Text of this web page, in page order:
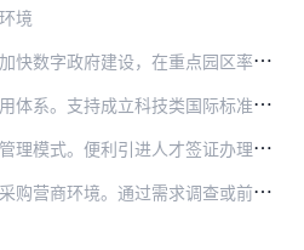
境
务事项100%全程网办，新业态、新模式涉及的行政许可事项办理“最多跑一次”。在已制定强制性标准等…
织。搭建检验检测公共服务平台。支持设立北京文化创意版权服务机构，探索创新作品创作过程版权保护，优…
提供签证便利。为持有居留许可的外籍专家入出境提供通关便利。允许在京外商投资企业内部调动专家的随…
详细规格和具体要求、无需与供应商协商谈判的政府采购项目，应当采用招标方式采购。采购人如采用单一…